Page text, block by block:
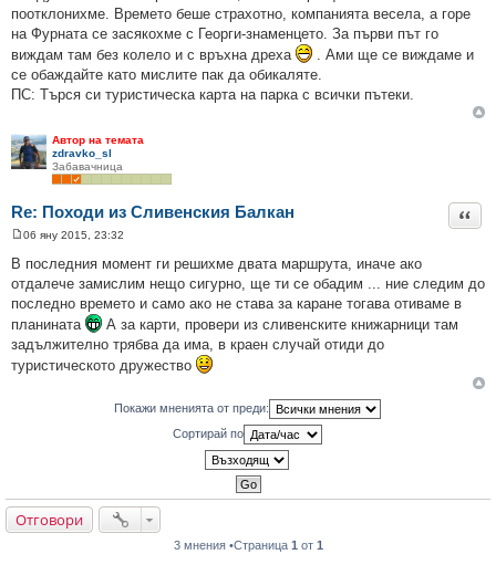
е
поотклонихме. Времето беше страхотно, компанията весела, а горе
на Фурната се засякохме с Георги-знаменцето. За първи път го
виждам там без колело и с връхна дреха
. Ами ще се виждаме и
се обаждайте като мислите пак да обикаляте.
ПС: Търся си туристическа карта на парка с всички пътеки.
Автор на темата
zdravko_sl
Забавачница
Re: Походи из Сливенския Балкан
е
н
е
06 яну 2015, 23:32
В последния момент ги решихме двата маршрута, иначе ако
отдалече замислим нещо сигурно, ще ти се обадим ... ние следим до
последно времето и само ако не става за каране тогава отиваме в
планината
А за карти, провери из сливенските книжарници там
задължително трябва да има, в краен случай отиди до
туристическото дружество
Покажи мненията от преди:
Сортирай по
Отговори
3 мнения •Страница 1 от 1